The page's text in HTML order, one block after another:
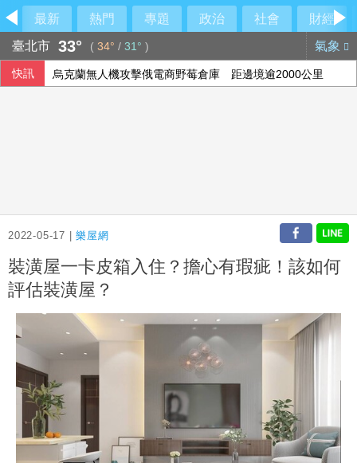
最新 熱門 專題 政治 社會
財經
臺北市 33° ( 34° / 31° ) 氣象
快訊 烏克蘭無人機攻擊俄電商野莓倉庫 距邊境逾2000公里
2022-05-17 |樂屋網
裝潢屋一卡皮箱入住？擔心有瑕疵！該如何
評估裝潢屋？